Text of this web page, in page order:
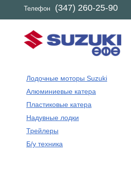
Телефон (347) 260-25-90
Лодочные моторы Suzuki
Алюминиевые катера
Пластиковые катера
Надувные лодки
Трейлеры
Б/у техника